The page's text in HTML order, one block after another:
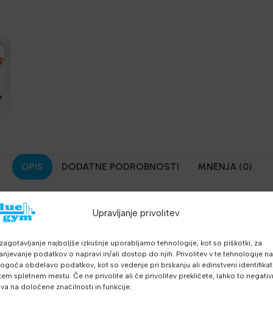
Upravljanje privolitev
najboljše izkušnje uporabljamo tehnologije, kot so piškotki, za
podatkov o napravi in/ali dostop do njih. Privolitev v te tehnologije
obdelavo podatkov, kot so vedenje pri brskanju ali edinstveni
spletnem mestu. Če ne privolite ali če privolitev prekličete, lahko to
na določene značilnosti in funkcije.
OPIS DODATNE PODROBNOSTI MNENJA (0)
posebna palica sa GRID površinom, te AcuGRIP ručkama za
Ručni foam roller presvučen je GRID® 3D površinom, koja
pospješujući protok krvi s kisikom i potrebnim hranjivim tvarima.
palica osnovne gustoće (dostupna je i u črnoj boji –črna